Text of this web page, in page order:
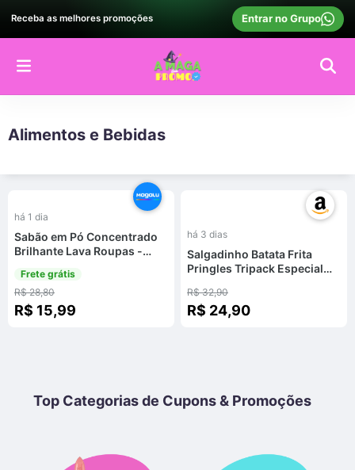
Receba as melhores promoções Entrar no Grupo
Alimentos e Bebidas
há 1 dia
Sabão em Pó Concentrado
Brilhante Lava Roupas -
2,2kg
Frete grátis
R$ 28,80
R$ 15,99
-25
há 3 dias
Salgadinho Batata Frita
Pringles Tripack Especial
R$ 32,90
R$ 24,90
Top Categorias de Cupons & Promoções